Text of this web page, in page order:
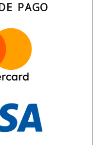
PAGO